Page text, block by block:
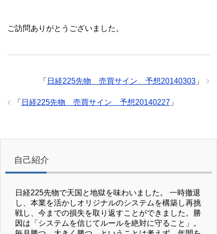
ご訪問ありがとうございました。
「 日経225先物 売買サイン 予想20140303 」
「 日経225先物 売買サイン 予想20140227 」
自己紹介
日経225先物で天国と地獄を味わいました。 一時撤退
し、本業を活かしオリジナルのシステムを構築し再挑
戦し、今までの損失を取り返すことができました。勝
因は「システムを信じてルールを絶対に守ること」。